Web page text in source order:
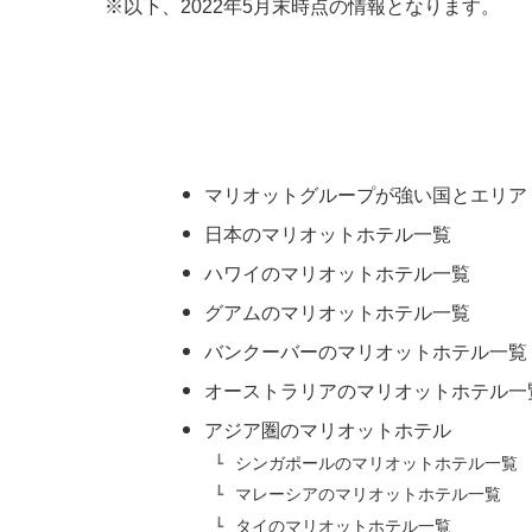
※以下、2022年5月末時点の情報となります。
マリオットグループが強い国とエリア
日本のマリオットホテル一覧
ハワイのマリオットホテル一覧
グアムのマリオットホテル一覧
バンクーバーのマリオットホテル一覧
オーストラリアのマリオットホテル一
アジア圏のマリオットホテル
シンガポールのマリオットホテル一覧
マレーシアのマリオットホテル一覧
タイのマリオットホテル一覧